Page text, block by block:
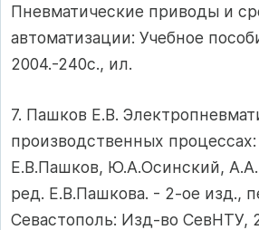
Пневматические приводы и
автоматизации: Учебное
2004.-240с., ил.
7. Пашков Е.В.
производственных
Е.В.Пашков, Ю.А.Осинский,
ред. Е.В.Пашкова. - 2-ое изд.,
Севастополь: Изд-во СевНТУ,